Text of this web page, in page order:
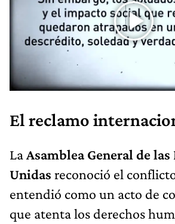
El reclamo
LaAsamblea General de las
Unidas reconoció el
entendió como un acto de
que atenta los derechos